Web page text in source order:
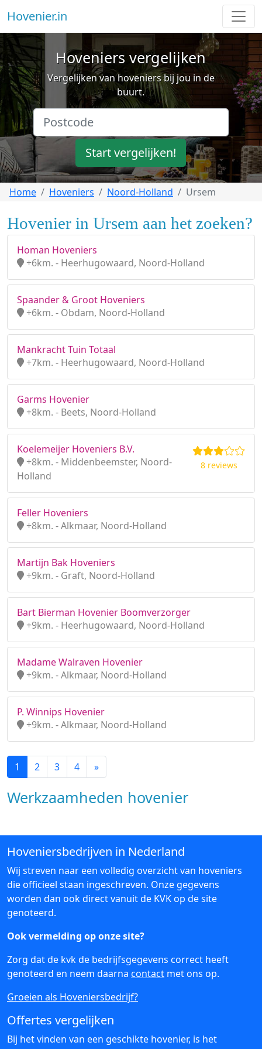
Hovenier.in
Hoveniers vergelijken
Vergelijken van hoveniers bij jou in de
buurt.
Start vergelijken!
Home Hoveniers Noord-Holland Ursem
Hovenier in Ursem aan het zoeken?
Homan Hoveniers
+6km. - Heerhugowaard, Noord-Holland
Spaander & Groot Hoveniers
+6km. - Obdam, Noord-Holland
Mankracht Tuin Totaal
+7km. - Heerhugowaard, Noord-Holland
Garms Hovenier
+8km. - Beets, Noord-Holland
Koelemeijer Hoveniers B.V.
+8km. - Middenbeemster, Noord-
Holland
8 reviews
Feller Hoveniers
+8km. - Alkmaar, Noord-Holland
Martijn Bak Hoveniers
+9km. - Graft, Noord-Holland
Bart Bierman Hovenier Boomverzorger
+9km. - Heerhugowaard, Noord-Holland
Madame Walraven Hovenier
+9km. - Alkmaar, Noord-Holland
P. Winnips Hovenier
+9km. - Alkmaar, Noord-Holland
1 2 3 4 »
Werkzaamheden hovenier
Hoveniersbedrijven in Nederland
Wij streven naar een volledig overzicht van hoveniers
die officieel staan ingeschreven. Onze gegevens
worden dan ook direct vanuit de KVK op de site
genoteerd.
Ook vermelding op onze site?
Zorg dat de kvk de bedrijfsgegevens correct heeft
genoteerd en neem daarna contact met ons op.
Groeien als Hoveniersbedrijf?
Offertes vergelijken
Bij het vinden van een geschikte hovenier, is het